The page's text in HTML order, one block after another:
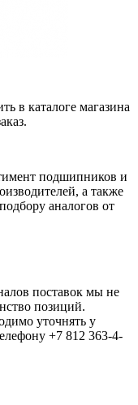
в каталоге магазина
подшипников и
а также
аналогов от
поставок мы не
позиций.
уточнять у
+7 812 363-4-